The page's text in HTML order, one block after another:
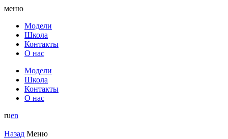
меню
Модели
Школа
Контакты
О нас
Модели
Школа
Контакты
О нас
ruen
Назад Меню